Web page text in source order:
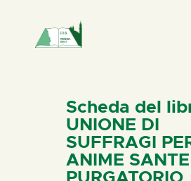
HOME
CHI SIAMO
NEWS
PERCORSI
Scheda del
UNIONE DI
SUFFRAGI
ANIME